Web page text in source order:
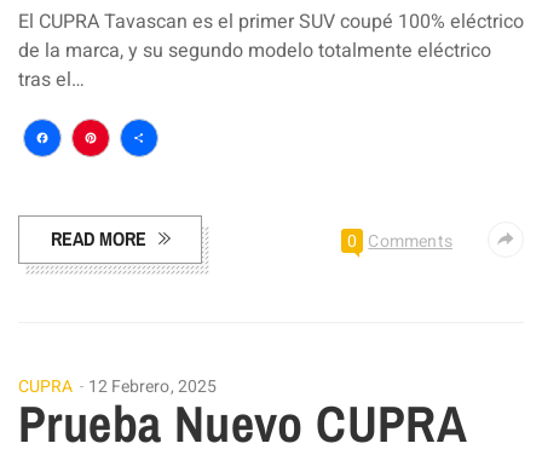
El CUPRA Tavascan es el primer SUV coupé 100% eléctrico
de la marca, y su segundo modelo totalmente eléctrico
tras el…
Facebook
Pinterest
Compartir
READ MORE 0 Comments
CUPRA 12 Febrero, 2025
Prueba Nuevo CUPRA